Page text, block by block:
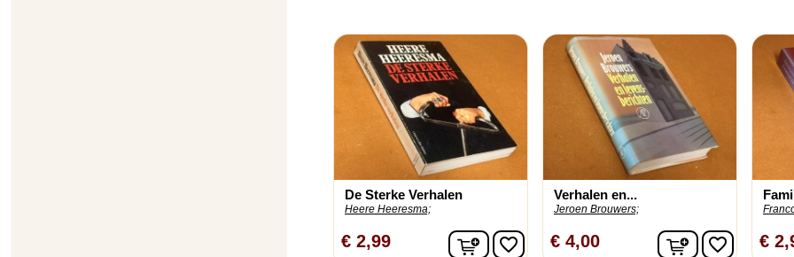
De Sterke Verhalen
Heere Heeresma;
€ 2,99 In winkelwagen
favorite_border
Verhalen en...
Jeroen Brouwers;
€ 4,00 Infavorite_border €